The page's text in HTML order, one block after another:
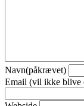
Navn(påkrævet)
Email (vil ikke